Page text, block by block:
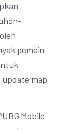
pemain
update map
Mobile